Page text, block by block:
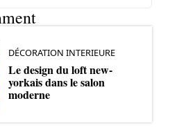
DÉCORATION INTERIEURE
Le design du loft new-
yorkais dans le salon
moderne